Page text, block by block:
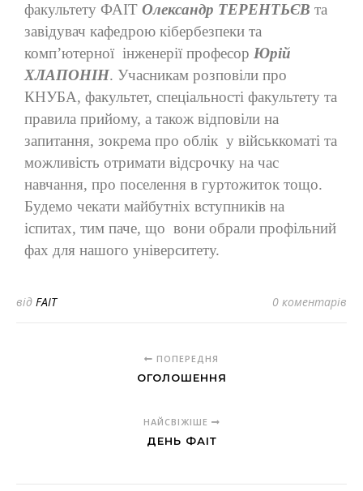
факультету ФАІТ Олександр ТЕРЕНТЬЄВ та
завідувач кафедрою кібербезпеки та
комп’ютерної інженерії професор Юрій
ХЛАПОНІН. Учасникам розповіли про
КНУБА, факультет, спеціальності факультету та
правила прийому, а також відповіли на
запитання, зокрема про облік у військкоматі та
можливість отримати відсрочку на час
навчання, про поселення в гуртожиток тощо.
Будемо чекати майбутніх вступників на
іспитах, тим паче, що вони обрали профільний
фах для нашого університету.
від FAIT 0 коментарів
ПОПЕРЕДНЯ
ОГОЛОШЕННЯ
НАЙСВІЖІШЕ
ДЕНЬ ФАІТ